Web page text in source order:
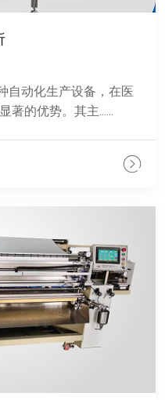
动化生产设备，在医
的优势。其主......